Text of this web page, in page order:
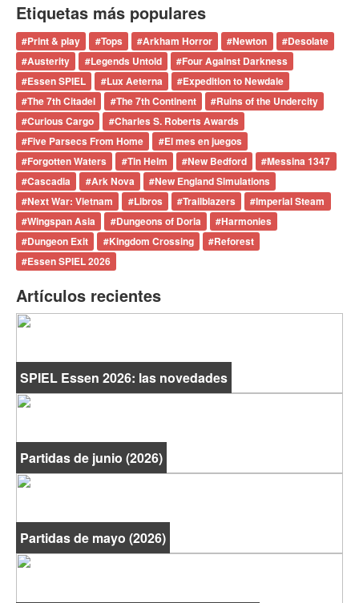
Etiquetas más populares
#Print & play #Tops #Arkham Horror #Newton #Desolate
#Austerity #Legends Untold #Four Against Darkness
#Essen SPIEL #Lux Aeterna #Expedition to Newdale
#The 7th Citadel #The 7th Continent #Ruins of the Undercity
#Curious Cargo #Charles S. Roberts Awards
#Five Parsecs From Home #El mes en juegos
#Forgotten Waters #Tin Helm #New Bedford #Messina 1347
#Cascadia #Ark Nova #New England Simulations
#Next War: Vietnam #Libros #Trailblazers #Imperial Steam
#Wingspan Asia #Dungeons of Doria #Harmonies
#Dungeon Exit #Kingdom Crossing #Reforest
#Essen SPIEL 2026
Artículos recientes
SPIEL Essen 2026: las novedades
Partidas de junio (2026)
Partidas de mayo (2026)